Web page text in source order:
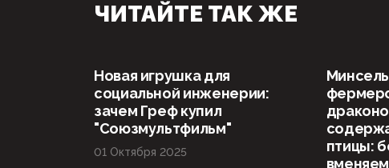
ЧИТАЙТЕ ТАК ЖЕ
Новая игрушка для
социальной инженерии:
зачем Греф купил
"Союзмультфильм"
01 Октября 2025
птицы: